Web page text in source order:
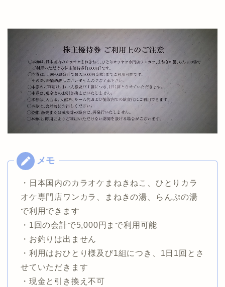
・日本国内のカラオケまねきねこ、ひとりカラ
オケ専門店ワンカラ、まねきの湯、らんぷの湯
で利用できます
・1回の会計で5,000円まで利用可能
・お釣りは出ません
・利用はおひとり様及び1組につき、1日1回とさ
せていただきます
・現金と引き換え不可